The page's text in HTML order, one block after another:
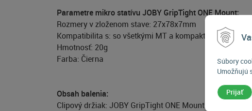
Súbory
Umožňujú
Prijať
Parametre mikro statívu JOBY GripTight ONE Mount:
Rozmery v zloženom stave: 27x78x7mm
Kompatibilita s: so všetkými MT a kompaktnými
Hmotnosť: 20g
Farba: Čierna
Obsah balenia:
Clipový držiak: JOBY GripTight ONE Mount